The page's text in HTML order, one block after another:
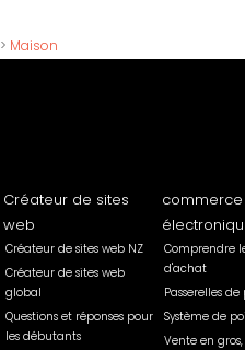
> Maison
Créateur de sites
web
Créateur de sites web NZ
Créateur de sites web
global
Questions et réponses pour
les débutants
commerce
Comprendre
d'achat
Passerelles
Système de
Vente en